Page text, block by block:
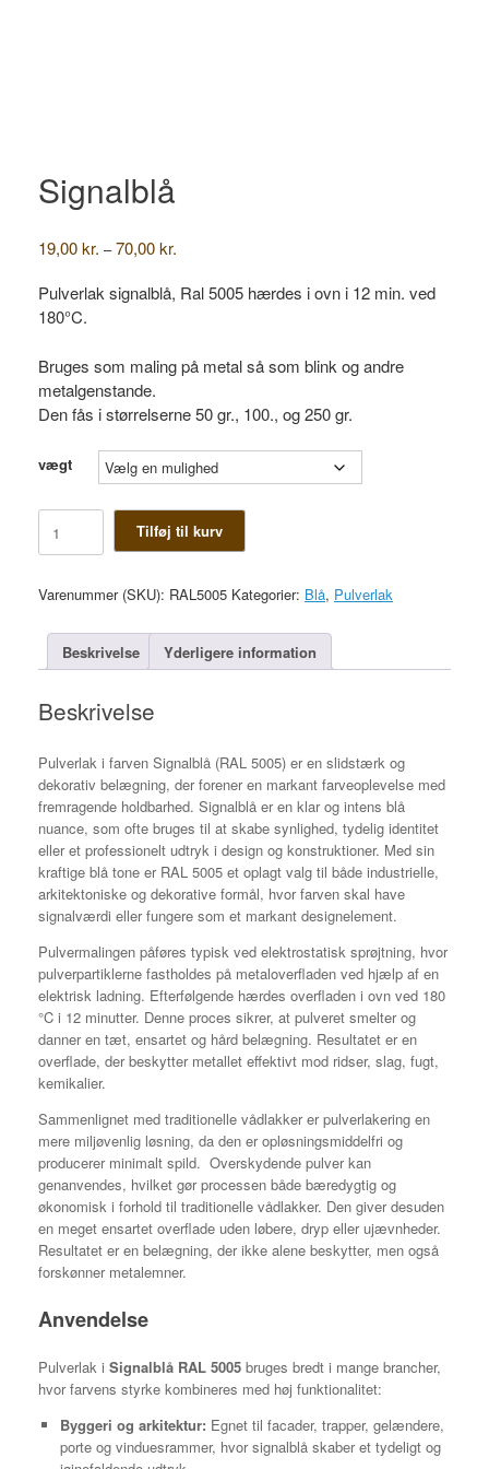
Signalblå
19,00kr. – 70,00kr.
til
Pulverlak signalblå, Ral 5005 hærdes i ovn i 12 min. ved
180°C.
Bruges som maling på metal så som blink og andre
metalgenstande.
Den fås i størrelserne 50 gr., 100., og 250 gr.
vægt
antal
Tilføj til kurv
Varenummer (SKU): RAL5005 Kategorier: Blå, Pulverlak
Beskrivelse Yderligere information
Beskrivelse
Pulverlak i farven Signalblå (RAL 5005) er en slidstærk og
dekorativ belægning, der forener en markant farveoplevelse med
fremragende holdbarhed. Signalblå er en klar og intens blå
nuance, som ofte bruges til at skabe synlighed, tydelig identitet
eller et professionelt udtryk i design og konstruktioner. Med sin
kraftige blå tone er RAL 5005 et oplagt valg til både industrielle,
arkitektoniske og dekorative formål, hvor farven skal have
signalværdi eller fungere som et markant designelement.
Pulvermalingen påføres typisk ved elektrostatisk sprøjtning, hvor
pulverpartiklerne fastholdes på metaloverfladen ved hjælp af en
elektrisk ladning. Efterfølgende hærdes overfladen i ovn ved 180
°C i 12 minutter. Denne proces sikrer, at pulveret smelter og
danner en tæt, ensartet og hård belægning. Resultatet er en
overflade, der beskytter metallet effektivt mod ridser, slag, fugt,
kemikalier.
Sammenlignet med traditionelle vådlakker er pulverlakering en
mere miljøvenlig løsning, da den er opløsningsmiddelfri og
producerer minimalt spild. Overskydende pulver kan
genanvendes, hvilket gør processen både bæredygtig og
økonomisk i forhold til traditionelle vådlakker. Den giver desuden
en meget ensartet overflade uden løbere, dryp eller ujævnheder.
Resultatet er en belægning, der ikke alene beskytter, men også
forskønner metalemner.
Anvendelse
Pulverlak i Signalblå RAL 5005 bruges bredt i mange brancher,
hvor farvens styrke kombineres med høj funktionalitet:
Byggeri og arkitektur: Egnet til facader, trapper, gelændere,
porte og vinduesrammer, hvor signalblå skaber et tydeligt og